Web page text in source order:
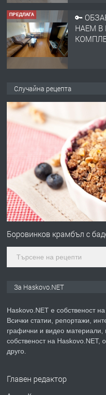
ПРЕДЛАГА
🔑
НАЕМ В
Давам
ПРЕДЛАГА
№4120
ПРЕДЛАГА
Случайна рецепта
Боровинков крамбъл с
За Haskovo.NET
Haskovo.NET е
Всички статии, репортажи,
графични и видео материали,
собственост на Haskovo.NET,
друго.
Главен редактор